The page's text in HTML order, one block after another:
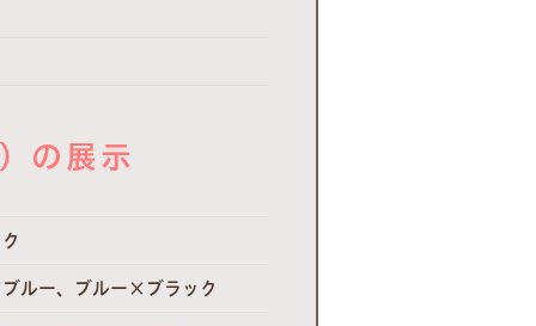
の展示
ルー、ブルー×ブラック